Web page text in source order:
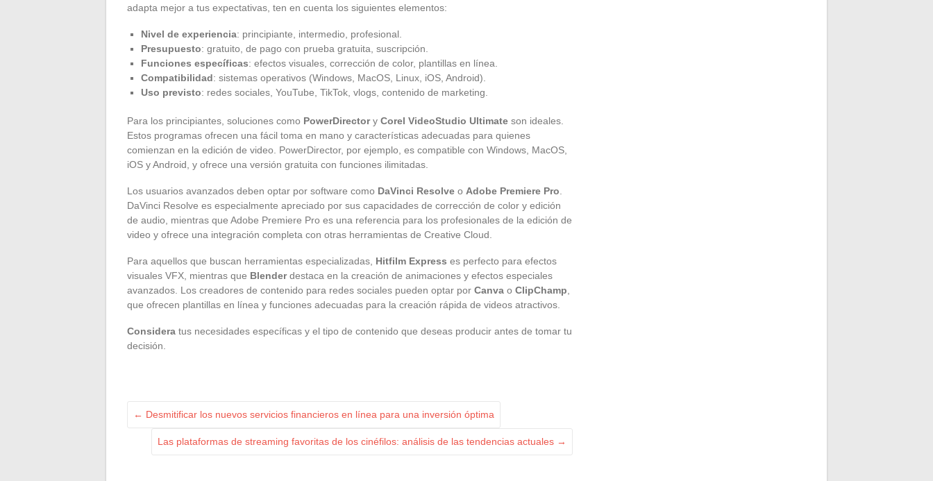
adapta mejor a tus expectativas, ten en cuenta los siguientes elementos:
Nivel de experiencia: principiante, intermedio, profesional.
Presupuesto: gratuito, de pago con prueba gratuita, suscripción.
Funciones específicas: efectos visuales, corrección de color, plantillas en línea.
Compatibilidad: sistemas operativos (Windows, MacOS, Linux, iOS, Android).
Uso previsto: redes sociales, YouTube, TikTok, vlogs, contenido de marketing.
Para los principiantes, soluciones como PowerDirectory Corel VideoStudio Ultimate son ideales.
Estos programas ofrecen una fácil toma en mano y características adecuadas para quienes
comienzan en la edición de video. PowerDirector, por ejemplo, es compatible con Windows, MacOS,
iOS y Android, y ofrece una versión gratuita con funciones ilimitadas.
Los usuarios avanzados deben optar por software como DaVinci Resolve o Adobe Premiere Pro
DaVinci Resolve es especialmente apreciado por sus capacidades de corrección de color y edición
de audio, mientras que Adobe Premiere Pro es una referencia para los profesionales de la edición de
video y ofrece una integración completa con otras herramientas de Creative Cloud.
Para aquellos que buscan herramientas especializadas, Hitfilm Express es perfecto para efectos
visuales VFX, mientras que Blenderdestaca en la creación de animaciones y efectos especiales
avanzados. Los creadores de contenido para redes sociales pueden optar por Canva o ClipChamp
que ofrecen plantillas en línea y funciones adecuadas para la creación rápida de videos atractivos.
Considera tus necesidades específicas y el tipo de contenido que deseas producir antes de tomar tu
decisión.
← Desmitificar los nuevos servicios financieros en línea para una inversión óptima
Las plataformas de streaming favoritas de los cinéfilos: análisis de las tendencias actuales →